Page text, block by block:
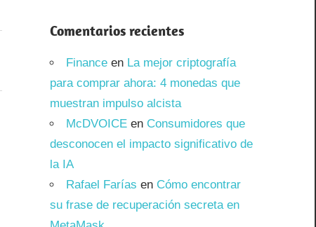
Comentarios recientes
Financeen La mejor criptografía
para comprar ahora: 4 monedas que
muestran impulso alcista
McDVOICEen Consumidores que
desconocen el impacto significativo de
la IA
Rafael Farías en Cómo encontrar
su frase de recuperación secreta en